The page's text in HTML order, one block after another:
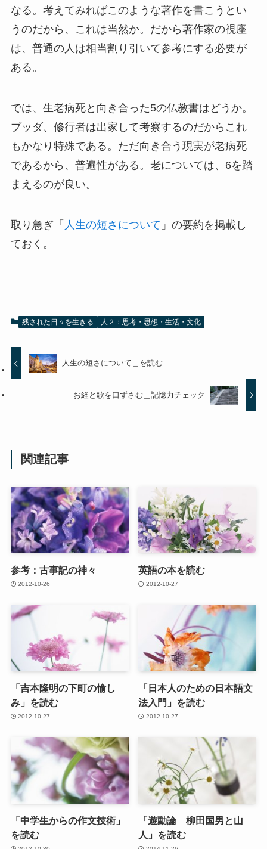
なる。考えてみればこのような著作を書こうとい
うのだから、これは当然か。だから著作家の視座
は、普通の人は相当割り引いて参考にする必要が
ある。
では、生老病死と向き合った5の仏教書はどうか。
ブッダ、修行者は出家して考察するのだからこれ
もかなり特殊である。ただ向き合う現実が老病死
であるから、普遍性がある。老については、6を踏
まえるのが良い。
取り急ぎ「 人生の短さについて 」の要約を掲載し
ておく。
残された日々を生きる 人２：思考・思想・生活・文化
人生の短さについて＿を読む
お経と歌を口ずさむ＿記憶力チェック
関連記事
参考：古事記の神々
2012-10-26
英語の本を読む
2012-10-27
「吉本隆明の下町の愉し
み」を読む
2012-10-27
「日本人のための日本語文
法入門」を読む
2012-10-27
「中学生からの作文技術」
を読む
「遊動論 柳田国男と山
人」を読む